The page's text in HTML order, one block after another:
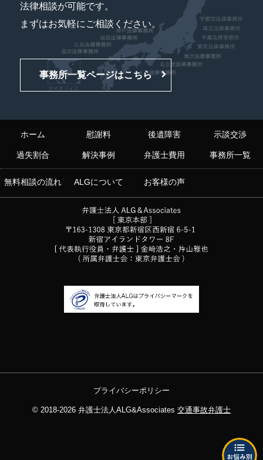
法律相談が可能です。
まずはお気軽にご相談ください。
事務所一覧ページはこちら
ホーム 慰謝料 後遺障害 示談交渉
過失割合 解決事例 弁護士費用 事務所一覧
無料相談の流れ ALGについて お客様の声
プライバシーポリシー
© 2018-2026 弁護士法人ALG&Associates 交通事故弁護士